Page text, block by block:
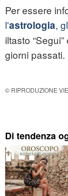
Per essere
l'astrologia,
iltasto
giorni passati.
© RIPRODUZIONE
Di tendenza